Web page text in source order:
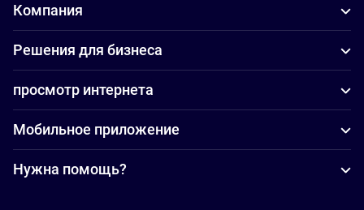
Компания
Решения для бизнеса
просмотр интернета
Мобильное приложение
Нужна помощь?